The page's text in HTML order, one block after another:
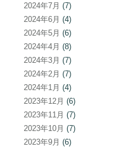
2024年7月 (7)
2024年6月 (4)
2024年5月 (6)
2024年4月 (8)
2024年3月 (7)
2024年2月 (7)
2024年1月 (4)
2023年12月 (6)
2023年11月 (7)
2023年10月 (7)
2023年9月 (6)